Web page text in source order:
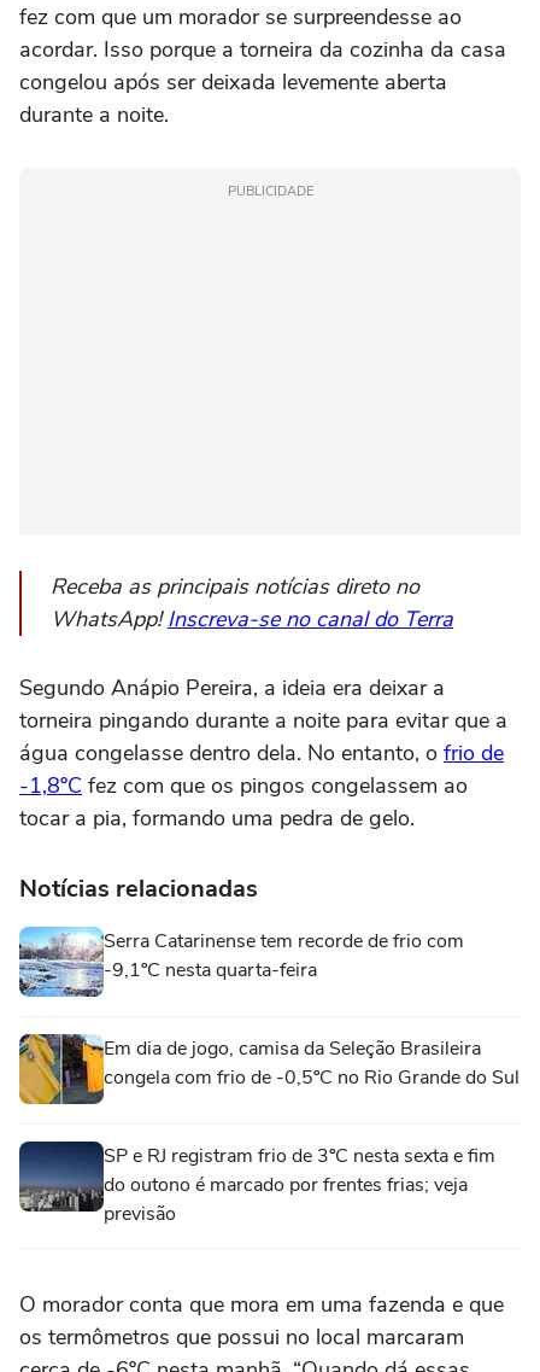
fez com que um morador se surpreendesse ao
acordar. Isso porque a torneira da cozinha da casa
congelou após ser deixada levemente aberta
durante a noite.
PUBLICIDADE
Receba as principais notícias direto no
WhatsApp!Inscreva-se no canal do Terra
Segundo Anápio Pereira, a ideia era deixar a
torneira pingando durante a noite para evitar que a
água congelasse dentro dela. No entanto, o frio de
-1,8ºC fez com que os pingos congelassem ao
tocar a pia, formando uma pedra de gelo.
Notícias relacionadas
Serra Catarinense tem recorde de frio com
-9,1ºC nesta quarta-feira
Em dia de jogo, camisa da Seleção Brasileira
congela com frio de -0,5ºC no Rio Grande do Sul
SP e RJ registram frio de 3ºC nesta sexta e fim
do outono é marcado por frentes frias; veja
previsão
O morador conta que mora em uma fazenda e que
os termômetros que possui no local marcaram